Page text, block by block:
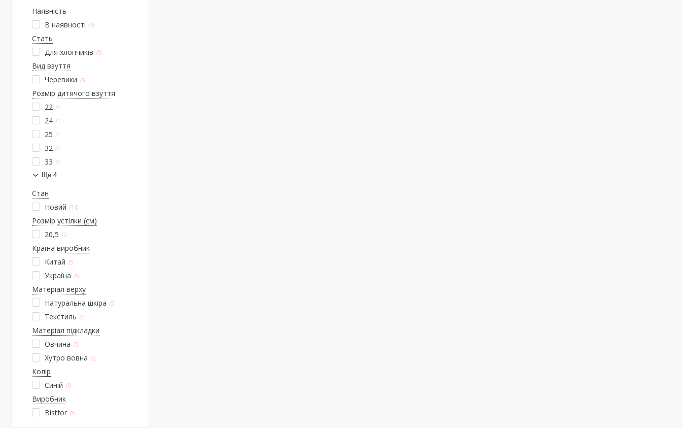
Наявність
В наявності
9
Стать
Для хлопчиків
9
Вид взуття
Черевики
9
Розмір дитячого взуття
22 1
24 1
25 1
32 1
33 1
Ще 4
Стан
Новий
10
Розмір устілки (см)
20,5 2
Країна виробник
Китай 5
Україна 5
Матеріал верху
Натуральна шкіра 5
Текстиль 2
Матеріал підкладки
Овчина 5
Хутро вовна 2
Колір
Синій
9
Виробник
Bistfor 5